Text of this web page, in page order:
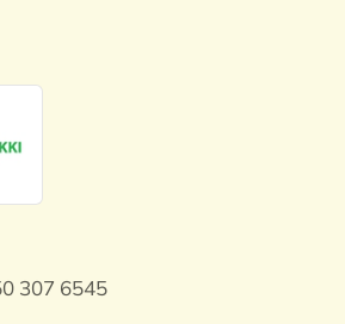
307 6545